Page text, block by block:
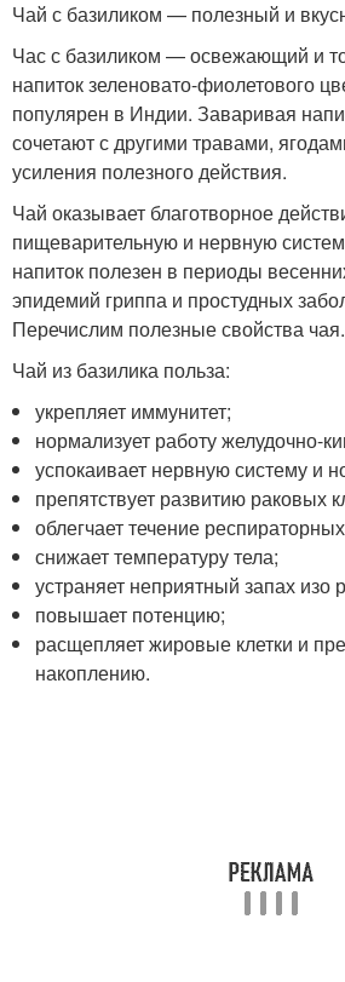
Чай с базиликом — полезный и
Час с базиликом — освежающий и
напиток зеленовато-фиолетового
популярен в Индии. Заваривая
сочетают с другими травами,
усиления полезного действия.
Чай оказывает благотворное
пищеварительную и нервную
напиток полезен в периоды
эпидемий гриппа и простудных
Перечислим полезные свойства чая.
Чай из базилика польза:
укрепляет иммунитет;
нормализует работу желудочно-
успокаивает нервную систему и
препятствует развитию раковых
облегчает течение
снижает температуру тела;
устраняет неприятный запах изо
повышает потенцию;
расщепляет жировые клетки и
накоплению.